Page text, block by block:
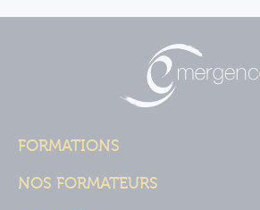
FORMATIONS
NOS FORMATEURS